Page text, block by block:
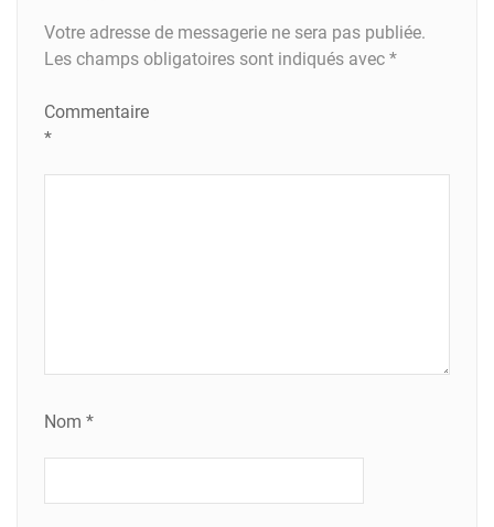
Votre adresse de messagerie ne sera pas publiée.
Les champs obligatoires sont indiqués avec *
Commentaire
*
Nom *